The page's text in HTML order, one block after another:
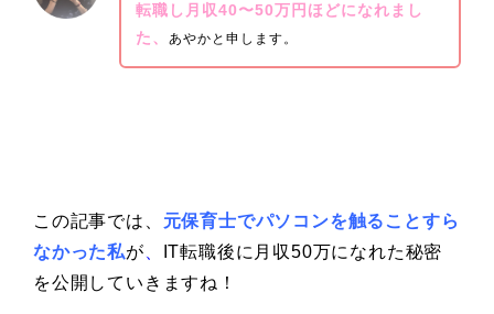
転職し月収40〜50万円ほどになれまし
た、 あやかと申します。
この記事では、 元保育士でパソコンを触ることすら
なかった私が
IT転職後に月収50万になれた秘密
を公開していきますね！